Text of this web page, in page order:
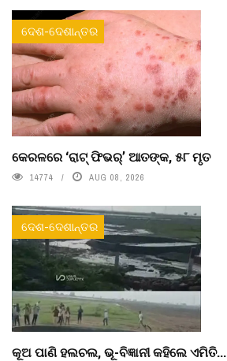
ଦେଶ-ଦେଶାନ୍ତର
କେରଳରେ ‘ରାଟ୍ ଫିଭର୍’ ଆତଙ୍କ, ୫୮ ମୃତ
14774 AUG 08, 2026
ଦେଶ-ଦେଶାନ୍ତର
କୂଅ ପାଣି ହଲଚଲ, ଭୂ-ବିଜ୍ଞାନୀ କହିଲେ ଏମିତି...